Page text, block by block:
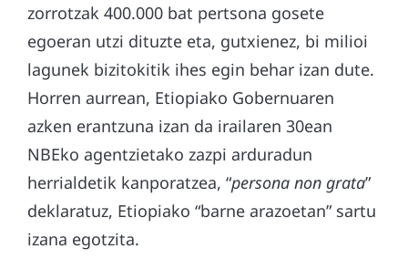
zorrotzak 400.000 bat pertsona gosete
egoeran utzi dituzte eta, gutxienez, bi milioi
lagunek bizitokitik ihes egin behar izan dute.
Horren aurrean, Etiopiako Gobernuaren
azken erantzuna izan da irailaren 30ean
NBEko agentzietako zazpi arduradun
herrialdetik kanporatzea, “persona non grata”
deklaratuz, Etiopiako “barne arazoetan” sartu
izana egotzita.